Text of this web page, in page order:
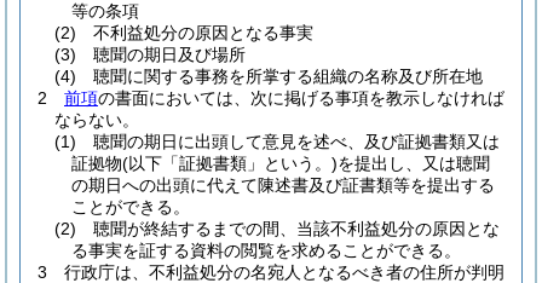
等の条項
(2)
不利益処分の原因となる事実
(3)
聴聞の期日及び場所
(4)
聴聞に関する事務を所掌する組織の名称及び所在地
2
前項の書面においては、次に掲げる事項を教示しなければ
ならない。
(1)
聴聞の期日に出頭して意見を述べ、及び証拠書類又は
証拠物(以下「証拠書類」という。)を提出し、又は聴聞
の期日への出頭に代えて陳述書及び証書類等を提出する
ことができる。
(2)
聴聞が終結するまでの間、当該不利益処分の原因とな
る事実を証する資料の閲覧を求めることができる。
3
行政庁は、不利益処分の名宛人となるべき者の住所が判明